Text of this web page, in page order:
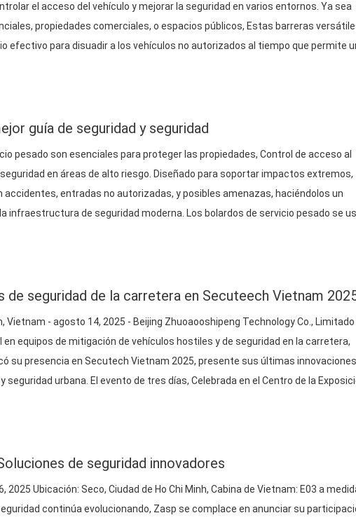
el acceso del vehículo y mejorar la seguridad en varios entornos. Ya sea
propiedades comerciales, o espacios públicos, Estas barreras
efectivo para disuadir a los vehículos no autorizados al tiempo que permite
guía de seguridad y seguridad
pesado son esenciales para proteger las propiedades, Control de acceso al
en áreas de alto riesgo. Diseñado para soportar impactos extremos,
accidentes, entradas no autorizadas, y posibles amenazas, haciéndolos un
infraestructura de seguridad moderna. Los bolardos de servicio pesado se
mantiene la estética…
de seguridad de la carretera en Secuteech Vietnam
Vietnam - agosto 14, 2025 - Beijing Zhuoaooshipeng Technology Co., Limitado
en equipos de mitigación de vehículos hostiles y de seguridad en la carretera,
su presencia en Secutech Vietnam 2025, presente sus últimas
seguridad urbana. El evento de tres días, Celebrada en el Centro de la
de seguridad innovadores
2025 Ubicación: Seco, Ciudad de Ho Chi Minh, Cabina de Vietnam: E03 a
continúa evolucionando, Zasp se complace en anunciar su